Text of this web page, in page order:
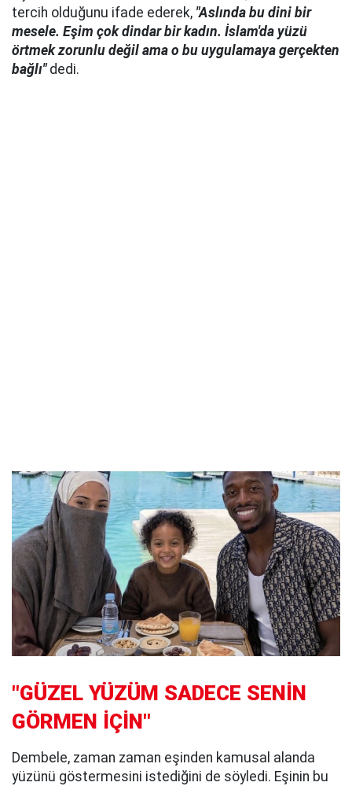
tercih olduğunu ifade ederek, "Aslında bu dini bir
mesele. Eşim çok dindar bir kadın. İslam'da yüzü
örtmek zorunlu değil ama o bu uygulamaya gerçekten
bağlı"dedi.
"GÜZEL YÜZÜM SADECE SENİN
GÖRMEN İÇİN"
Dembele, zaman zaman eşinden kamusal alanda
yüzünü göstermesini istediğini de söyledi. Eşinin bu